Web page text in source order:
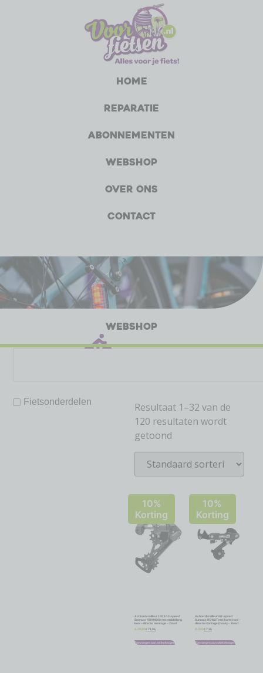
Home
Reparatie
Abonnementen
Webshop
Over ons
Contact
WEBSHOP
Fietsonderdelen
Resultaat 1–32 van de
120 resultaten wordt
getoond
10%
Korting
Achterderailleur 10/11/12-speed
Sunrace RDMX600 met middellang
kooi – directe montage – Zwart
€ 79,95 € 71,96
Toevoegen aan winkelwagen
10%
Korting
Achterderailleur 6/7-speed
Sunrace RDM2T met korte kooi –
directe montage (haak) – Zwart
€ 7,95 € 7,16
Toevoegen aan winkelwagen